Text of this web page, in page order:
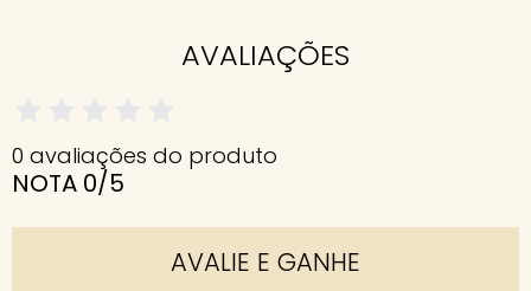
AVALIAÇÕES
0 avaliações do produto
NOTA 0/5
AVALIE E GANHE